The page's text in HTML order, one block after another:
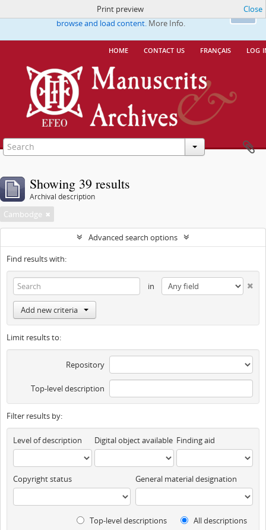
Ok
This website uses cookies to enhance your ability to
browse and load content. More Info.
home contact us français log
Print preview Close
Showing 39 results
Archival description
Cambodge
Advanced search options
Find results with:
in
Add new criteria
Limit results to:
Repository
Top-level description
Filter results by:
Level of description Digital object available Finding aid
Copyright status General material designation
Top-level descriptions All descriptions